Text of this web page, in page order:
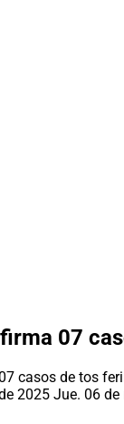
07
2025 Jue. 06 de